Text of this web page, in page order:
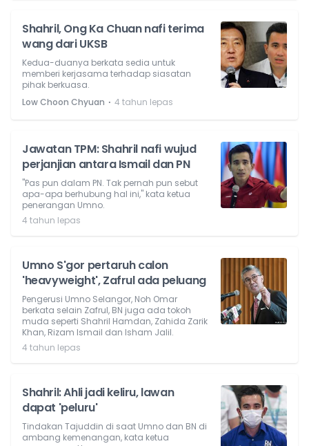
Shahril, Ong Ka Chuan nafi terima
wang dari UKSB
Kedua-duanya berkata sedia untuk
memberi kerjasama terhadap siasatan
pihak berkuasa.
Low Choon Chyuan ⋅ 4 tahun lepas
Jawatan TPM: Shahril nafi wujud
perjanjian antara Ismail dan PN
"Pas pun dalam PN. Tak pernah pun sebut
apa-apa berhubung hal ini," kata ketua
penerangan Umno.
4 tahun lepas
Umno S'gor pertaruh calon
'heavyweight', Zafrul ada peluang
Pengerusi Umno Selangor, Noh Omar
berkata selain Zafrul, BN juga ada tokoh
muda seperti Shahril Hamdan, Zahida Zarik
Khan, Rizam Ismail dan Isham Jalil.
4 tahun lepas
Shahril: Ahli jadi keliru, lawan
dapat 'peluru'
Tindakan Tajuddin di saat Umno dan BN di
ambang kemenangan, kata ketua